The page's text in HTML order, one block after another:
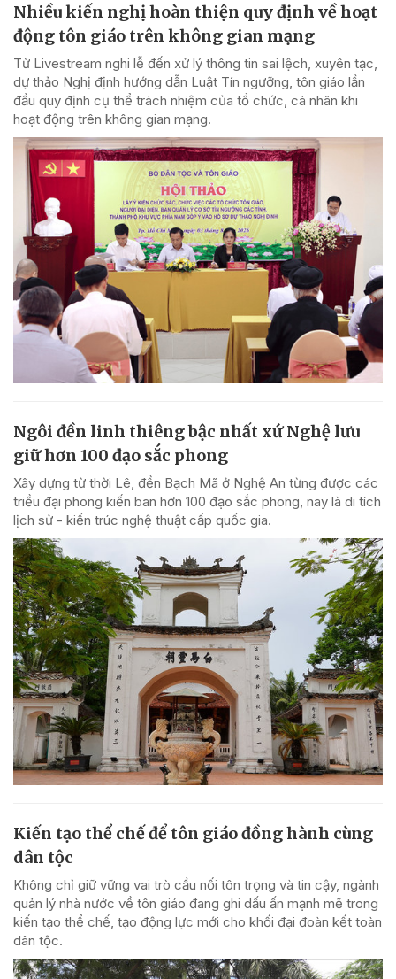
Nhiều kiến nghị hoàn thiện quy định về hoạt
động tôn giáo trên không gian mạng
Từ Livestream nghi lễ đến xử lý thông tin sai lệch, xuyên tạc,
dự thảo Nghị định hướng dẫn Luật Tín ngưỡng, tôn giáo lần
đầu quy định cụ thể trách nhiệm của tổ chức, cá nhân khi
hoạt động trên không gian mạng.
Ngôi đền linh thiêng bậc nhất xứ Nghệ lưu
giữ hơn 100 đạo sắc phong
Xây dựng từ thời Lê, đền Bạch Mã ở Nghệ An từng được các
triều đại phong kiến ban hơn 100 đạo sắc phong, nay là di tích
lịch sử - kiến trúc nghệ thuật cấp quốc gia.
Kiến tạo thể chế để tôn giáo đồng hành cùng
dân tộc
Không chỉ giữ vững vai trò cầu nối tôn trọng và tin cậy, ngành
quản lý nhà nước về tôn giáo đang ghi dấu ấn mạnh mẽ trong
kiến tạo thể chế, tạo động lực mới cho khối đại đoàn kết toàn
dân tộc.